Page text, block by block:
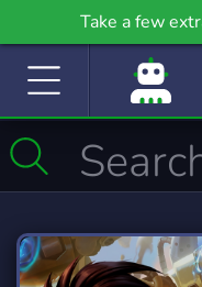
Take a few
community